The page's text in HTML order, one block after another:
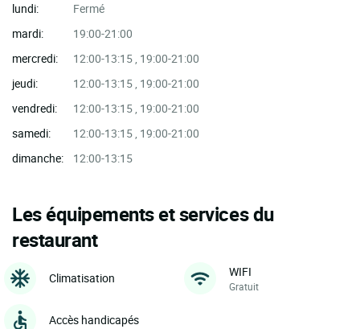
lundi:
Fermé
mardi:
19:00-21:00
mercredi:
12:00-13:15 , 19:00-21:00
jeudi:
12:00-13:15 , 19:00-21:00
vendredi:
12:00-13:15 , 19:00-21:00
samedi:
12:00-13:15 , 19:00-21:00
dimanche:
12:00-13:15
Les équipements et services du
restaurant
Climatisation WIFI
Gratuit
Accès handicapés